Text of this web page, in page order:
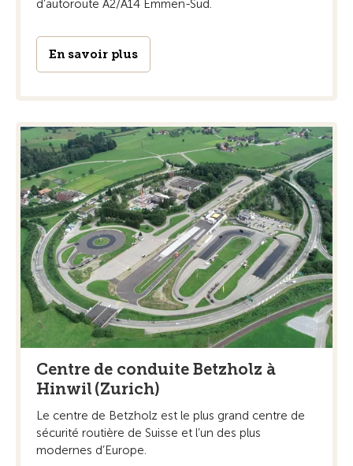
d’autoroute A2/A14 Emmen-Süd.
En savoir plus
Centre de conduite Betzholz à
Hinwil (Zurich)
Le centre de Betzholz est le plus grand centre de
sécurité routière de Suisse et l’un des plus
modernes d’Europe.